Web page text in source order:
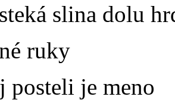
slina dolu
ruky
posteli je meno